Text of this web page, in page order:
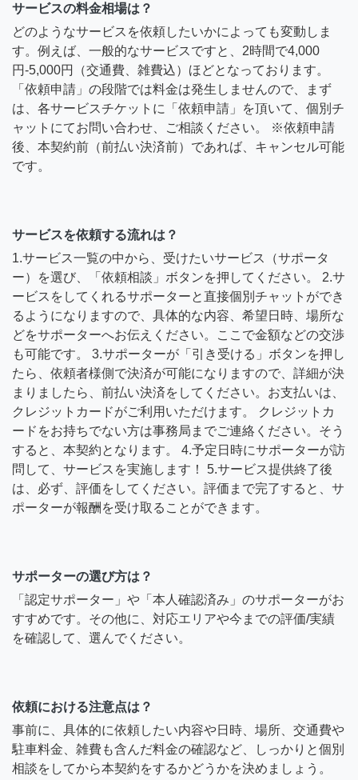
サービスの料金相場は？
どのようなサービスを依頼したいかによっても変動しま
す。例えば、一般的なサービスですと、2時間で4,000
円-5,000円（交通費、雑費込）ほどとなっております。
「依頼申請」の段階では料金は発生しませんので、まず
は、各サービスチケットに「依頼申請」を頂いて、個別チ
ャットにてお問い合わせ、ご相談ください。 ※依頼申請
後、本契約前（前払い決済前）であれば、キャンセル可能
です。
サービスを依頼する流れは？
1.サービス一覧の中から、受けたいサービス（サポータ
ー）を選び、「依頼相談」ボタンを押してください。 2.サ
ービスをしてくれるサポーターと直接個別チャットができ
るようになりますので、具体的な内容、希望日時、場所な
どをサポーターへお伝えください。ここで金額などの交渉
も可能です。 3.サポーターが「引き受ける」ボタンを押し
たら、依頼者様側で決済が可能になりますので、詳細が決
まりましたら、前払い決済をしてください。お支払いは、
クレジットカードがご利用いただけます。 クレジットカ
ードをお持ちでない方は事務局までご連絡ください。そう
すると、本契約となります。 4.予定日時にサポーターが訪
問して、サービスを実施します！ 5.サービス提供終了後
は、必ず、評価をしてください。評価まで完了すると、サ
ポーターが報酬を受け取ることができます。
サポーターの選び方は？
「認定サポーター」や「本人確認済み」のサポーターがお
すすめです。その他に、対応エリアや今までの評価/実績
を確認して、選んでください。
依頼における注意点は？
事前に、具体的に依頼したい内容や日時、場所、交通費や
駐車料金、雑費も含んだ料金の確認など、しっかりと個別
相談をしてから本契約をするかどうかを決めましょう。